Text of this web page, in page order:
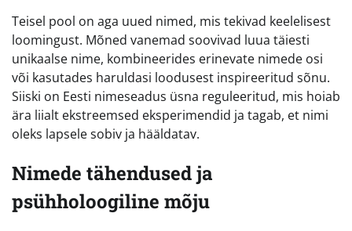
Teisel pool on aga uued nimed, mis tekivad keelelisest
loomingust. Mõned vanemad soovivad luua täiesti
unikaalse nime, kombineerides erinevate nimede osi
või kasutades haruldasi loodusest inspireeritud sõnu.
Siiski on Eesti nimeseadus üsna reguleeritud, mis hoiab
ära liialt ekstreemsed eksperimendid ja tagab, et nimi
oleks lapsele sobiv ja hääldatav.
Nimede tähendused ja
psühholoogiline mõju